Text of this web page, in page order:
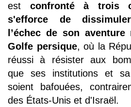
est confronté à trois
s'efforce de dissimuler
l’échec de son
Golfe persique, où la
réussi à résister aux
que ses institutions et
soient bafouées,
des États-Unis et d'Israël.